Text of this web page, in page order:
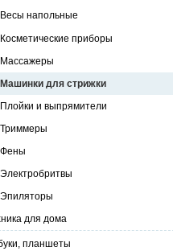
Весы напольные
Косметические приборы
Массажеры
Машинки для стрижки
Плойки и выпрямители
Триммеры
Фены
Электробритвы
Эпиляторы
для дома
планшеты